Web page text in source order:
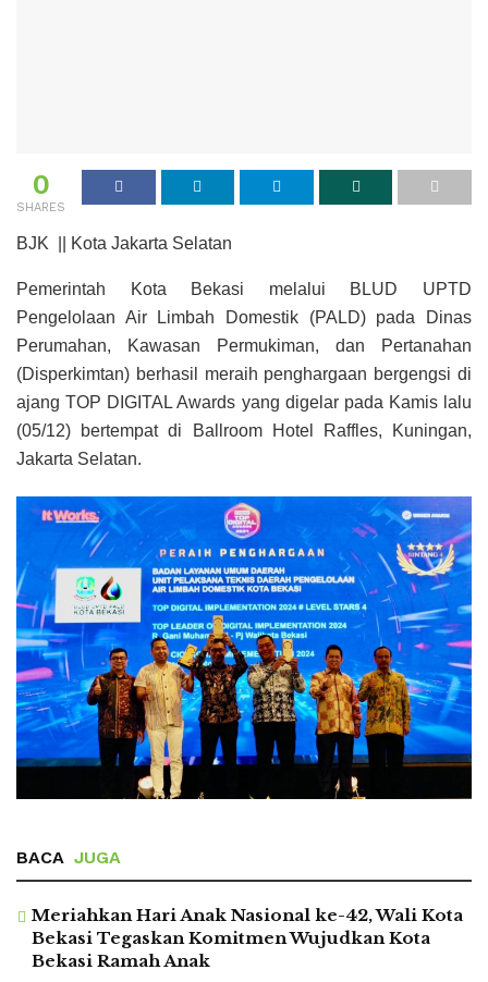
0
SHARES
BJK || Kota Jakarta Selatan
Pemerintah Kota Bekasi melalui BLUD UPTD
Pengelolaan Air Limbah Domestik (PALD) pada Dinas
Perumahan, Kawasan Permukiman, dan Pertanahan
(Disperkimtan) berhasil meraih penghargaan bergengsi di
ajang TOP DIGITAL Awards yang digelar pada Kamis lalu
(05/12) bertempat di Ballroom Hotel Raffles, Kuningan,
Jakarta Selatan.
BACA JUGA
Meriahkan Hari Anak Nasional ke-42, Wali Kota
Bekasi Tegaskan Komitmen Wujudkan Kota
Bekasi Ramah Anak